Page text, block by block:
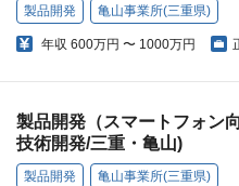
製品開発 亀山事業所(三重県)
年収 600万円 〜 1000万円
製品開発（スマートフォン
技術開発/三重・亀山)
製品開発 亀山事業所(三重県)